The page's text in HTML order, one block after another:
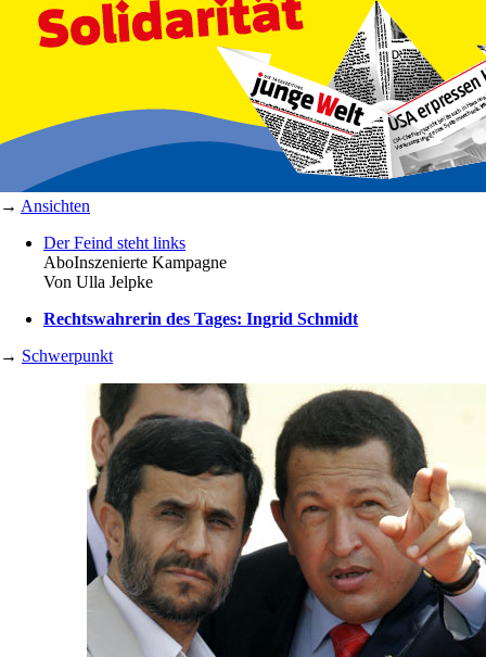
→ Ansichten
Der Feind steht links
AboInszenierte Kampagne
Von Ulla Jelpke
Rechtswahrerin des Tages: Ingrid Schmidt
→ Schwerpunkt